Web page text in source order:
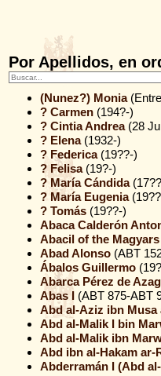
Por Apellidos, en
(Nunez?) Monia
? Carmen (194?-)
? Cintia Andrea(28
? Elena(1932-)
? Federica(19??-)
? Felisa(19?-)
? María Cándida
? María Eugenia
? Tomás (19??-)
Abaca Calderón
Abacil of the Magyars
Abad Alonso (ABT
Ábalos Guillermo
Abarca Pérez de
Abas I (ABT 875-ABT
Abd al-Aziz ibn Musa
Abd al-Malik I bin
Abd al-Malik ibn
Abd ibn al-Hakam ar-
Abderramán I (Abd